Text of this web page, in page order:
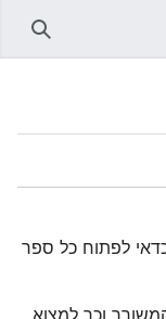
לפתוח כל ספר
וכך למצוא